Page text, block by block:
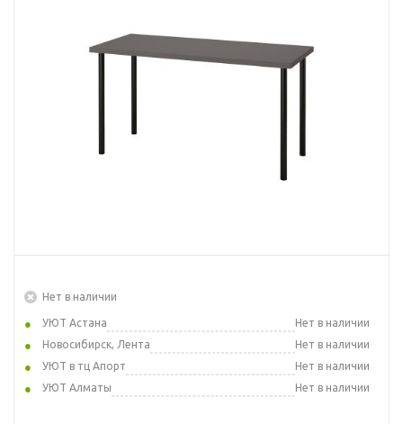
Нет в наличии
УЮТ Астана
Нет в наличии
Новосибирск, Лента
Нет в наличии
УЮТ в тц Апорт
Нет в наличии
УЮТ Алматы
Нет в наличии